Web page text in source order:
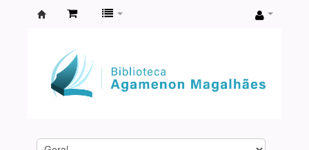
Agamenon
Magalhães